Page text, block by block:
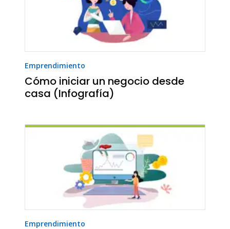
Emprendimiento
Cómo iniciar un negocio desde
casa (Infografía)
Emprendimiento